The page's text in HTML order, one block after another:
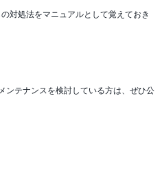
対処法をマニュアルとして覚えておき
ンテナンスを検討している方は、ぜひ公